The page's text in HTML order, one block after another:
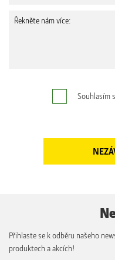
Souhlasím
Přihlaste se k odběru našeho
produktech a akcích!